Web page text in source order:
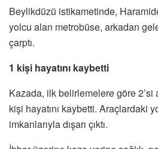
Beylikdüzü istikametinde,
yolcu alan metrobüse, arkadan
çarptı.
1 kişi hayatını kaybetti
Kazada, ilk belirlemelere göre 2’si
kişi hayatını kaybetti. Araçlardaki
imkanlarıyla dışarı çıktı.